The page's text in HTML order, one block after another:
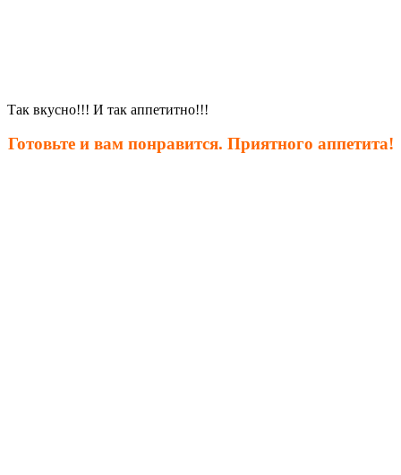
Так вкусно!!! И так аппетитно!!!
Готовьте и вам понравится. Приятного аппетита!